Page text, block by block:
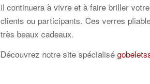
il continuera à vivre et à faire briller
clients ou participants. Ces verres
très beaux cadeaux.
Découvrez notre site spécialisé